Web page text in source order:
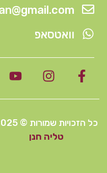
וואטסאפ
כל הזכויות שמורות © 2025
טליה חנן